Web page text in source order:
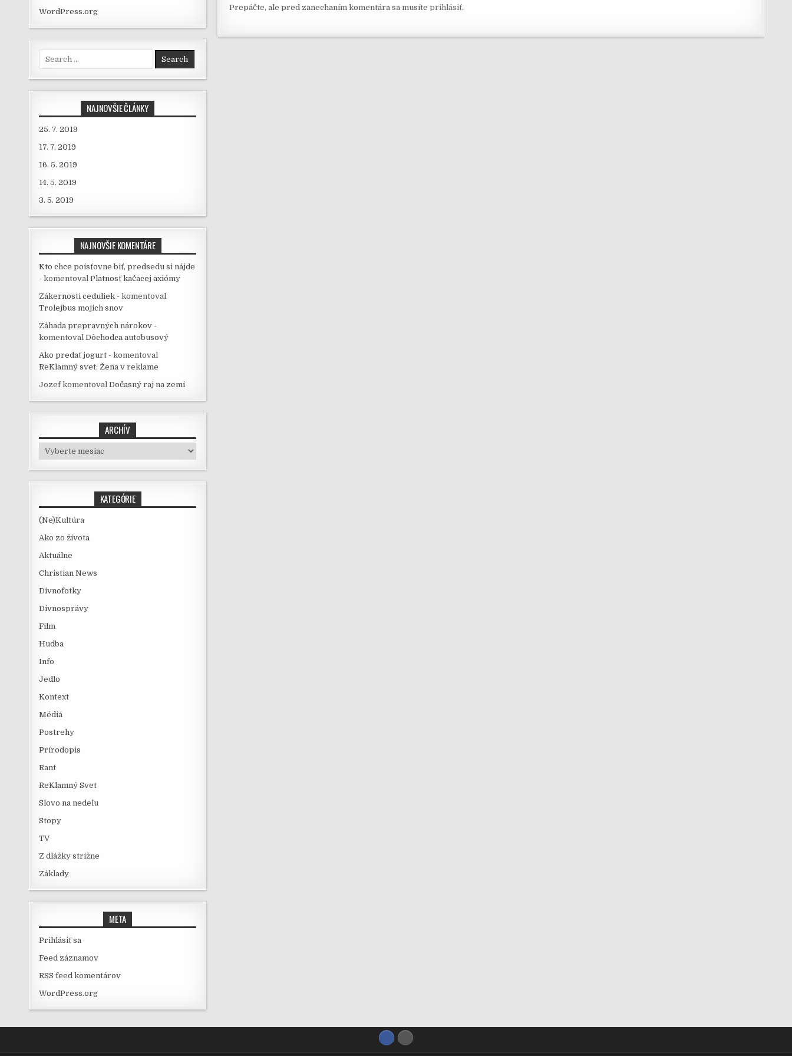
Prepáčte, ale pred zanechaním komentára sa musíteprihlásiť.
WordPress.org
Search for:
NAJNOVŠIE ČLÁNKY
25. 7. 2019
17. 7. 2019
16. 5. 2019
14. 5. 2019
3. 5. 2019
NAJNOVŠIE KOMENTÁRE
Kto chce poisťovne biť, predsedu si nájde
- komentovalPlatnosť kačacej axiómy
Zákernosti ceduliek - komentoval
Trolejbus mojich snov
Záhada prepravných nárokov -
komentovalDôchodca autobusový
Ako predať jogurt - komentoval
ReKlamný svet: Žena v reklame
JozefkomentovalDočasný raj na zemi
ARCHÍV
Archív
KATEGÓRIE
(Ne)Kultúra
Ako zo života
Aktuálne
Christian News
Divnofotky
Divnosprávy
Film
Hudba
Info
Jedlo
Kontext
Médiá
Postrehy
Prírodopis
Rant
ReKlamný Svet
Slovo na nedeľu
Stopy
TV
Z dlážky strižne
Základy
META
Prihlásiť sa
Feed záznamov
RSS feed komentárov
WordPress.org